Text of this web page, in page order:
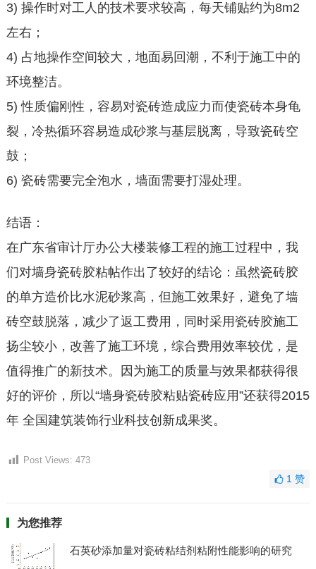
3) 操作时对工人的技术要求较高，每天铺贴约为8m2
左右；
4) 占地操作空间较大，地面易回潮，不利于施工中的
环境整洁。
5) 性质偏刚性，容易对瓷砖造成应力而使瓷砖本身龟
裂，冷热循环容易造成砂浆与基层脱离，导致瓷砖空
鼓；
6) 瓷砖需要完全泡水，墙面需要打湿处理。
结语：
在广东省审计厅办公大楼装修工程的施工过程中，我
们对墙身瓷砖胶粘帖作出了较好的结论：虽然瓷砖胶
的单方造价比水泥砂浆高，但施工效果好，避免了墙
砖空鼓脱落，减少了返工费用，同时采用瓷砖胶施工
扬尘较小，改善了施工环境，综合费用效率较优，是
值得推广的新技术。因为施工的质量与效果都获得很
好的评价，所以“墙身瓷砖胶粘贴瓷砖应用”还获得2015
年 全国建筑装饰行业科技创新成果奖。
Post Views: 473
1赞
为您推荐
石英砂添加量对瓷砖粘结剂粘附性能影响的研究